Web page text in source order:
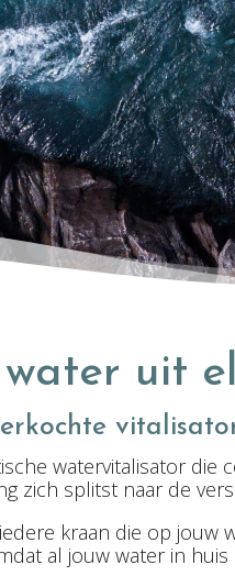
uit
watervitalisator
zich splitst naar de
kraan die op jouw
al jouw water in